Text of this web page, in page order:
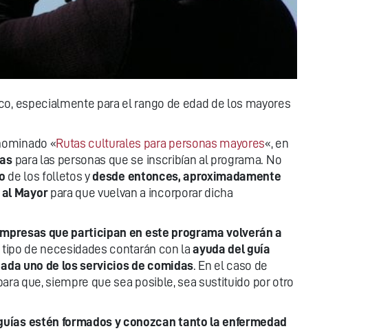
especialmente para el rango de edad de los mayores
«Rutas culturales para personas mayores«, en
para las personas que se inscribían al programa. No
de los folletos ydesde entonces, aproximadamente
Mayorpara que vuelvan a incorporar dicha
que participan en este programa volverán a
de necesidades contarán con laayuda del guía
uno de los servicios de comidas. En el caso de
que, siempre que sea posible, sea sustituido por otro
estén formados y conozcan tanto la enfermedad